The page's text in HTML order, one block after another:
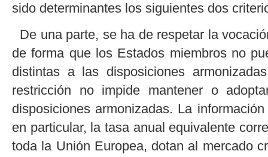
sido determinantes los siguientes dos
De una parte, se ha de respetar la
de forma que los Estados miembros no
distintas a las disposiciones
restricción no impide mantener o
disposiciones armonizadas. La
en particular, la tasa anual equivalente
toda la Unión Europea, dotan al mercado